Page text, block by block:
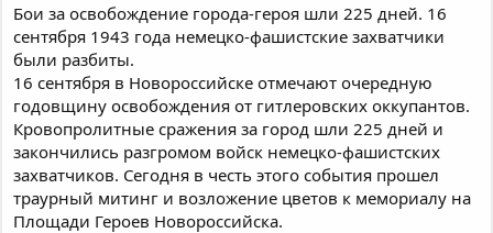
Бои за освобождение города-героя шли 225 дней. 16
сентября 1943 года немецко-фашистские захватчики
были разбиты.
16 сентября в Новороссийске отмечают очередную
годовщину освобождения от гитлеровских оккупантов.
Кровопролитные сражения за город шли 225 дней и
закончились разгромом войск немецко-фашистских
захватчиков. Сегодня в честь этого события прошел
траурный митинг и возложение цветов к мемориалу на
Площади Героев Новороссийска.